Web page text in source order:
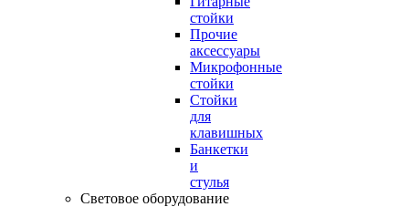
стойки
Прочие
аксессуары
Микрофонные
стойки
Стойки
для
клавишных
Банкетки
и
стулья
Световое оборудование